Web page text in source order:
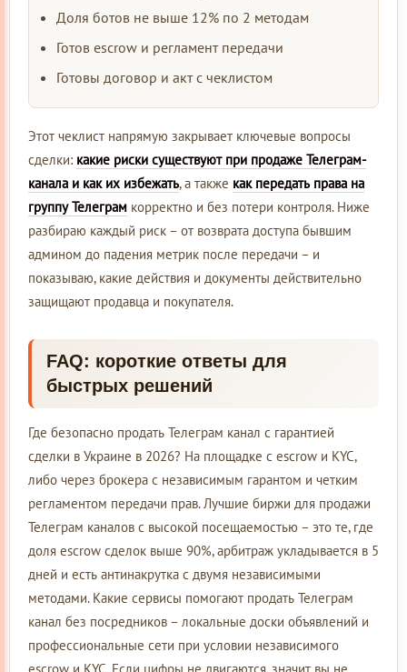
Доля ботов не выше 12% по 2 методам
Готов escrow и регламент передачи
Готовы договор и акт с чеклистом
Этот чеклист напрямую закрывает ключевые вопросы
сделки: какие риски существуют при продаже Телеграм-
канала и как их избежать, а также как передать права на
группу Телеграм корректно и без потери контроля. Ниже
разбираю каждый риск – от возврата доступа бывшим
админом до падения метрик после передачи – и
показываю, какие действия и документы действительно
защищают продавца и покупателя.
FAQ: короткие ответы для
быстрых решений
Где безопасно продать Телеграм канал с гарантией
сделки в Украине в 2026? На площадке с escrow и KYC,
либо через брокера с независимым гарантом и четким
регламентом передачи прав. Лучшие биржи для продажи
Телеграм каналов с высокой посещаемостью – это те, где
доля escrow сделок выше 90%, арбитраж укладывается в 5
дней и есть антинакрутка с двумя независимыми
методами. Какие сервисы помогают продать Телеграм
канал без посредников – локальные доски объявлений и
профессиональные сети при условии независимого